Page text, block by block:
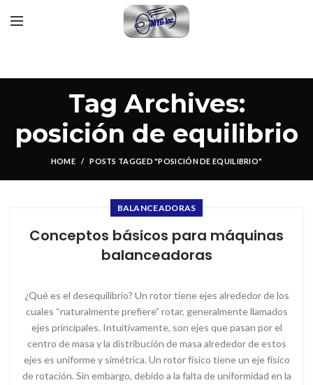
Tag Archives:
posición de equilibrio
HOME POSTS TAGGED "POSICIÓN DE EQUILIBRIO"
BALANCEADORAS
Conceptos básicos para máquinas
balanceadoras
¿Qué es el desequilibrio? Un rotor tiene ejes alrededor de los
cuales “naturalmente prefiere” rotar, generalmente llamados
ejes principales. Intuitivamente, son ejes que pasan por el
centro de masa y la distribución de masa alrededor de estos
ejes es uniforme y simétrica. Un rotor físico tiene un eje físico
de rotación. Sin embargo, debido a la falta de uniformidad en la